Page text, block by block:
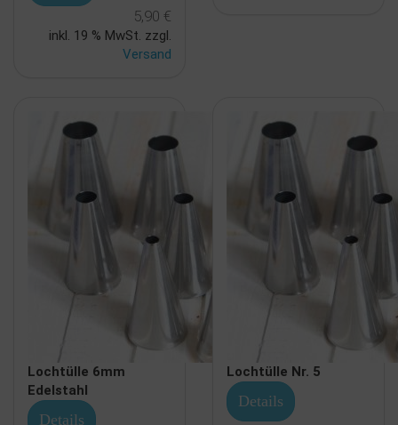
5,90 €
inkl. 19 % MwSt. zzgl.
Versand
Lochtülle 6mm
Edelstahl
Details
Lochtülle Nr. 5
Details